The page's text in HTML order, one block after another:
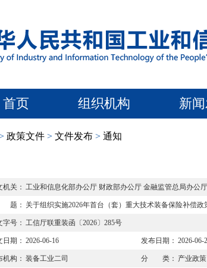
首页 组织机构 新
政策文件 > 文件发布 > 通知
机关： 工业和信息化部办公厅 财政部办公厅 金融监管总局办公厅
题： 关于组织实施2026年首台（套）重大技术装备保险补偿政
字号： 工信厅联重装函〔2026〕285号
日期： 2026-06-16 发布日期： 2026-06-
机构： 装备工业二司 分 类： 产业政策